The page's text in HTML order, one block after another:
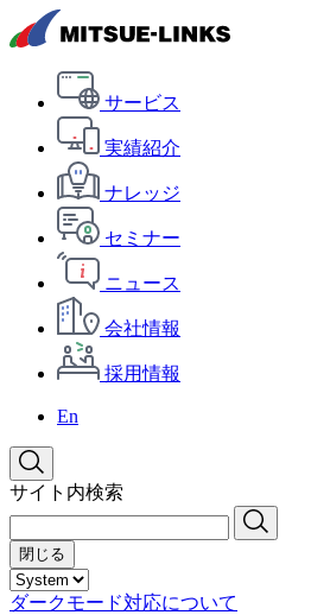
サービス
実績紹介
ナレッジ
セミナー
ニュース
会社情報
採用情報
En
サイト内検索
閉じる
ダークモード対応について